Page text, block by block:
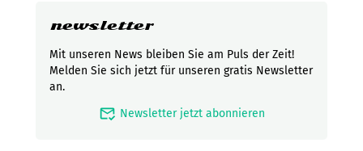
newsletter
Mit unseren News bleiben Sie am Puls der Zeit!
Melden Sie sich jetzt für unseren gratis Newsletter
an.
mark_email_read Newsletter jetzt abonnieren